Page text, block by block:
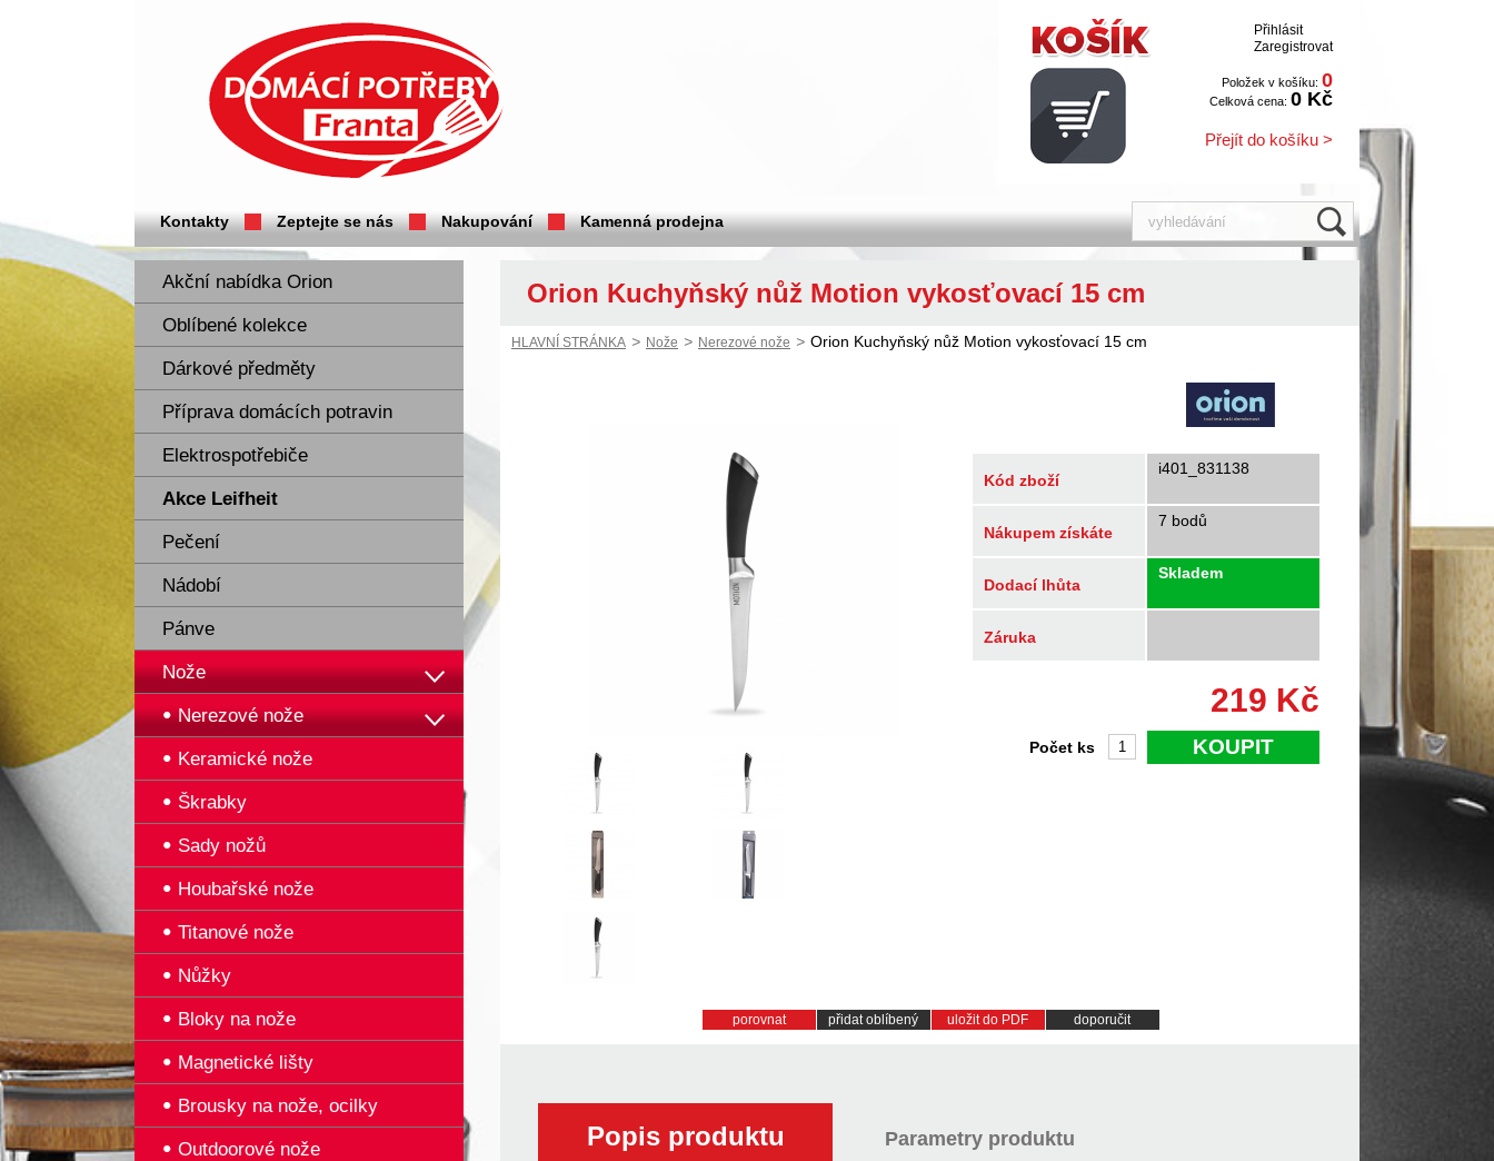
Přihlásit
Zaregistrovat
Položek v košíku: 0
Celková cena: 0 Kč
Přejít do košíku >
Kontakty Zeptejte se nás Nakupování Kamenná prodejna
Akční nabídka Orion
Oblíbené kolekce
Dárkové předměty
Příprava domácích potravin
Elektrospotřebiče
Akce Leifheit
Pečení
Nádobí
Pánve
Nože
Nerezové nože
Keramické nože
Škrabky
Sady nožů
Houbařské nože
Titanové nože
Nůžky
Bloky na nože
Magnetické lišty
Brousky na nože, ocilky
Outdoorové nože
Orion Kuchyňský nůž Motion vykosťovací 15 cm
HLAVNÍ STRÁNKA > Nože > Nerezové nože > Orion Kuchyňský nůž Motion vykosťovací 15 cm
Kód zboží
i401_831138
Nákupem získáte
7 bodů
Dodací lhůta
Skladem
Záruka
219 Kč
KOUPIT
Počet ks
porovnat přidat oblíbený uložit do PDF doporučit
Popis produktu Parametry produktu